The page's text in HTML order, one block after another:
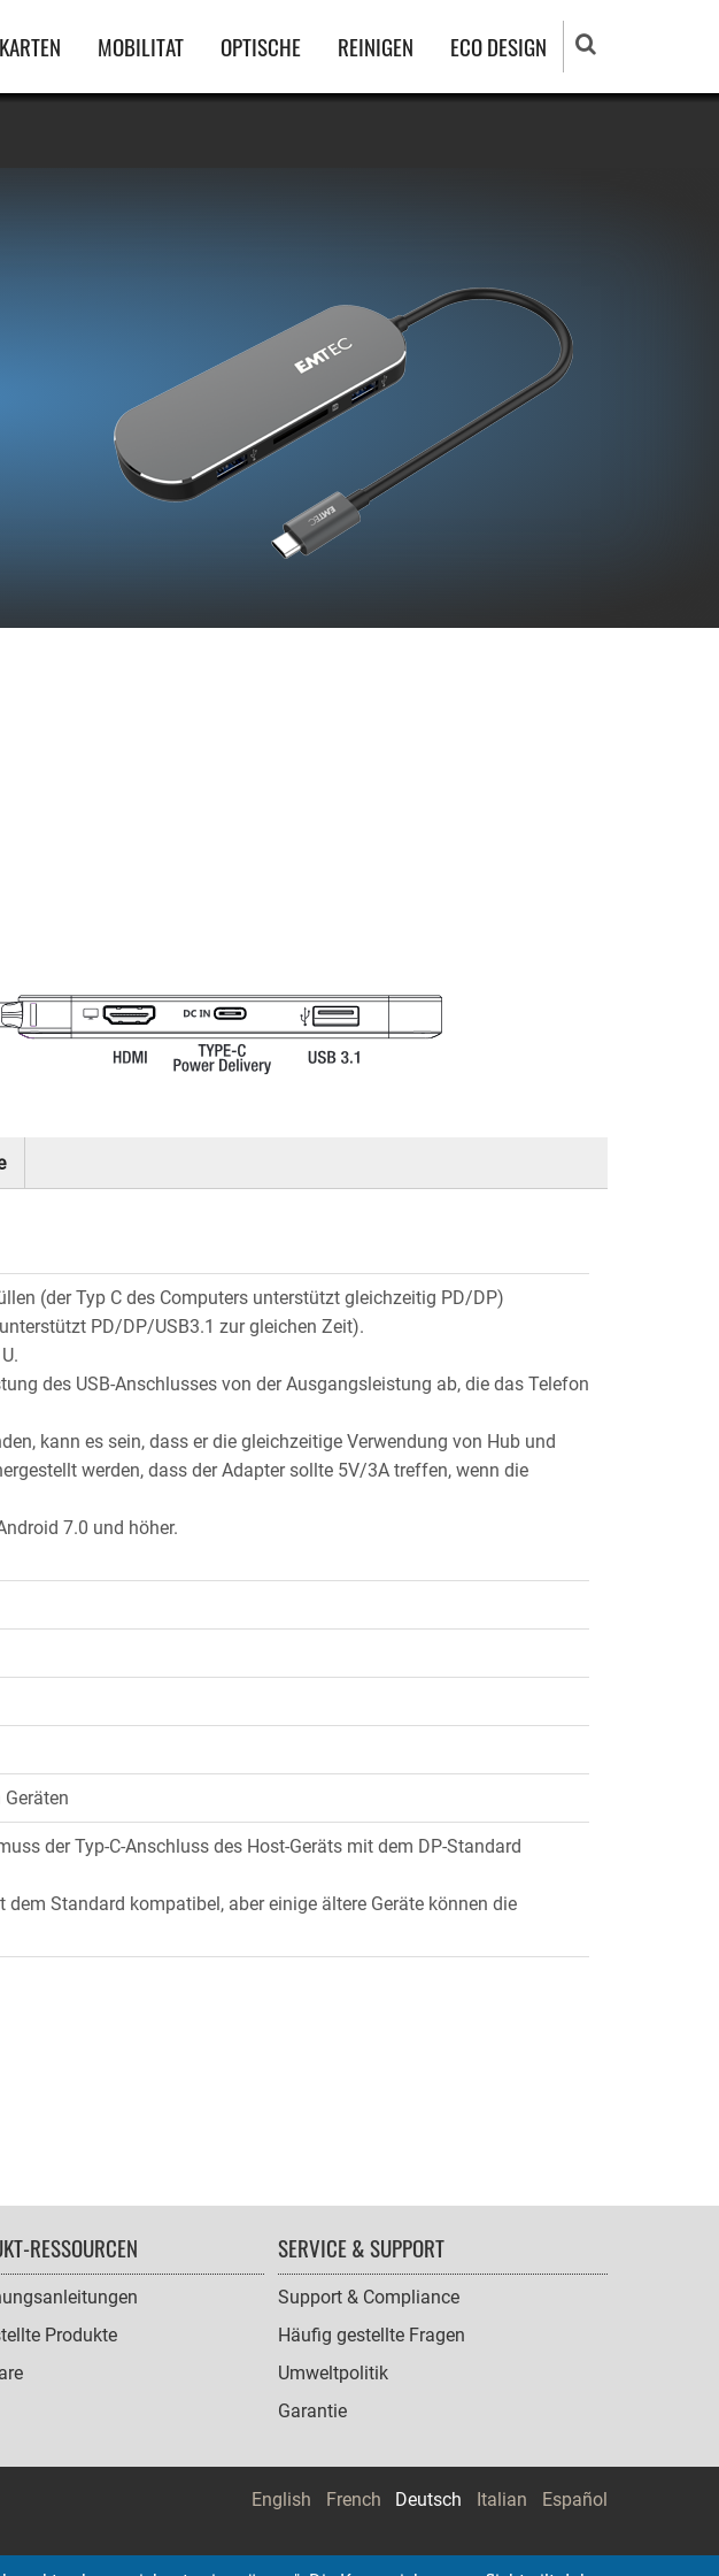
MOBILITAT OPTISCHE REINIGEN ECO DESIGN
(der Typ C des Computers unterstützt gleichzeitig PD/DP)
PD/DP/USB3.1 zur gleichen Zeit).
des USB-Anschlusses von der Ausgangsleistung ab, die das Telefon
kann es sein, dass er die gleichzeitige Verwendung von Hub und
werden, dass der Adapter sollte 5V/3A treffen, wenn die
7.0 und höher.
der Typ-C-Anschluss des Host-Geräts mit dem DP-Standard
Standard kompatibel, aber einige ältere Geräte können die
RESSOURCEN
Produkte
SERVICE & SUPPORT
Support & Compliance
Häufig gestellte Fragen
Umweltpolitik
Garantie
English French Deutsch Italian Español